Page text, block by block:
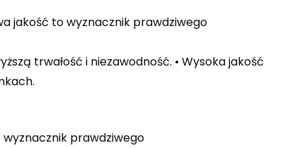
jakość to wyznacznik prawdziwego
trwałość i niezawodność. • Wysoka jakość
prawdziwego